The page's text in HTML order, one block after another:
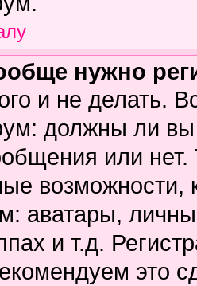
нужно
и не делать.
должны ли вы
или
аватары,
и т.д.
это